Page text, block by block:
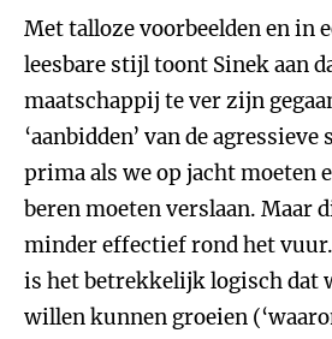
Met talloze voorbeelden en in
leesbare stijl toont Sinek aan
maatschappij te ver zijn
‘aanbidden’ van de
prima als we op jacht moeten
beren moeten verslaan. Maar
minder effectief rond het
is het betrekkelijk logisch dat
willen kunnen groeien